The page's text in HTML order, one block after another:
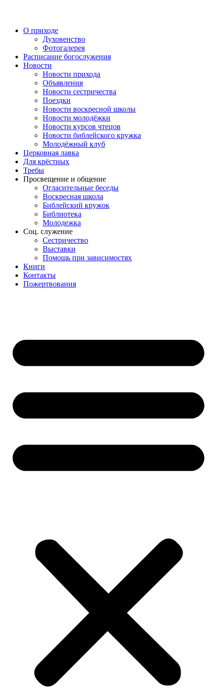
О приходе
Духовенство
Фотогалерея
Расписание богослужения
Новости
Новости прихода
Объявления
Новости сестричества
Поездки
Новости воскресной школы
Новости молодёжки
Новости курсов чтецов
Новости библейского кружка
Молодёжный клуб
Церковная лавка
Для крёстных
Требы
Просвещение и общение
Огласительные беседы
Воскресная школа
Библейский кружок
Библиотека
Молодежка
Соц. служение
Сестричество
Выставки
Помощь при зависимостях
Книги
Контакты
Пожертвования